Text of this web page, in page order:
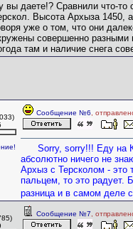
вы даете!? Сравнили что-
Высота Архыза 1450,
уже о том, что они
совершенно разными
там и наличие снега
Сообщение №6 ,
Sorry, sorry!!! Еду на
абсолютно ничего не
Архыз с Терсколом - это
пальцем, то это радует.
разница и в самом деле
Сообщение №7 ,